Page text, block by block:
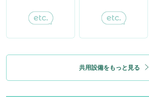
共用設備をもっと見る